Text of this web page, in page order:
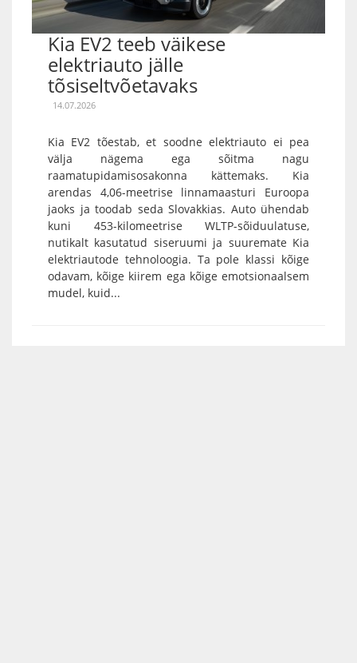
Kia EV2 teeb väikese
elektriauto jälle
tõsiseltvõetavaks
14.07.2026
Kia EV2 tõestab, et soodne elektriauto ei pea
välja nägema ega sõitma nagu
raamatupidamisosakonna kättemaks. Kia
arendas 4,06-meetrise linnamaasturi Euroopa
jaoks ja toodab seda Slovakkias. Auto ühendab
kuni 453-kilomeetrise WLTP-sõiduulatuse,
nutikalt kasutatud siseruumi ja suuremate Kia
elektriautode tehnoloogia. Ta pole klassi kõige
odavam, kõige kiirem ega kõige emotsionaalsem
mudel, kuid...